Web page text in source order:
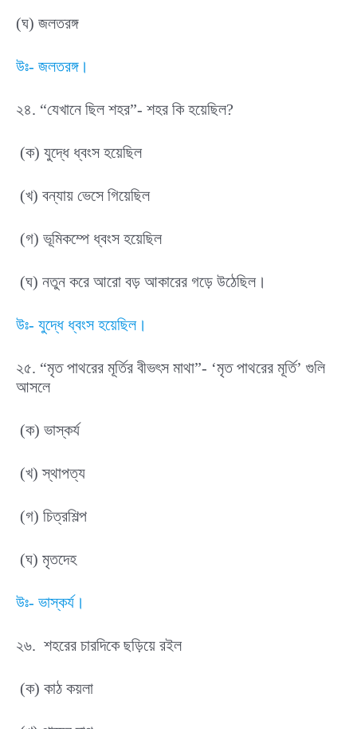
(ঘ) জলতরঙ্গ
উঃ- জলতরঙ্গ।
২৪. “যেখানে ছিল শহর”- শহর কি হয়েছিল?
(ক) যুদ্ধে ধ্বংস হয়েছিল
(খ) বন্যায় ভেসে গিয়েছিল
(গ) ভূমিকম্পে ধ্বংস হয়েছিল
(ঘ) নতুন করে আরো বড় আকারের গড়ে উঠেছিল।
উঃ- যুদ্ধে ধ্বংস হয়েছিল।
২৫. “মৃত পাথরের মূর্তির বীভৎস মাথা”- ‘মৃত পাথরের মূর্তি’ গুলি
আসলে
(ক) ভাস্কর্য
(খ) স্থাপত্য
(গ) চিত্রশিল্প
(ঘ) মৃতদেহ
উঃ- ভাস্কর্য।
২৬. শহরের চারদিকে ছড়িয়ে রইল
(ক) কাঠ কয়লা